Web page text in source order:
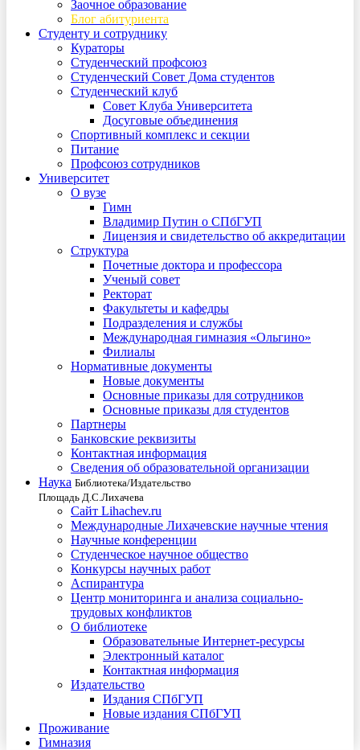
Заочное образование
Блог абитуриента
Студенту и сотруднику
Кураторы
Студенческий профсоюз
Студенческий Совет Дома студентов
Студенческий клуб
Совет Клуба Университета
Досуговые объединения
Спортивный комплекс и секции
Питание
Профсоюз сотрудников
Университет
О вузе
Гимн
Владимир Путин о СПбГУП
Лицензия и свидетельство об аккредитации
Структура
Почетные доктора и профессора
Ученый совет
Ректорат
Факультеты и кафедры
Подразделения и службы
Международная гимназия «Ольгино»
Филиалы
Нормативные документы
Новые документы
Основные приказы для сотрудников
Основные приказы для студентов
Партнеры
Банковские реквизиты
Контактная информация
Сведения об образовательной организации
Наука Библиотека/Издательство
Площадь Д.С.Лихачева
Сайт Lihachev.ru
Международные Лихачевские научные чтения
Научные конференции
Студенческое научное общество
Конкурсы научных работ
Аспирантура
Центр мониторинга и анализа социально-
трудовых конфликтов
О библиотеке
Образовательные Интернет-ресурсы
Электронный каталог
Контактная информация
Издательство
Издания СПбГУП
Новые издания СПбГУП
Проживание
Гимназия